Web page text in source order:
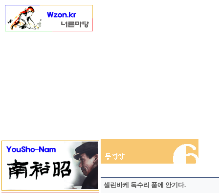
셀린바케 독수리 품에 안기다.